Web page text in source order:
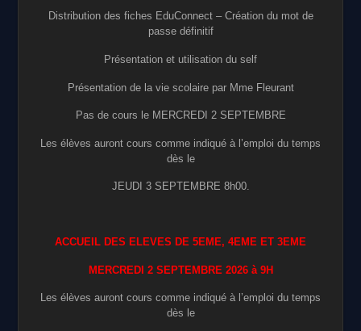
Distribution des fiches EduConnect – Création du mot de
passe définitif
Présentation et utilisation du self
Présentation de la vie scolaire par Mme Fleurant
Pas de cours le MERCREDI 2 SEPTEMBRE
Les élèves auront cours comme indiqué à l’emploi du temps
dès le
JEUDI 3 SEPTEMBRE 8h00.
ACCUEIL DES ELEVES DE 5EME, 4EME ET 3EME
MERCREDI 2 SEPTEMBRE 2026 à 9H
Les élèves auront cours comme indiqué à l’emploi du temps
dès le